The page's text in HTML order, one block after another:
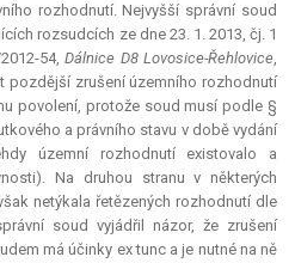
rozhodnutí. Nejvyšší správní soud
rozsudcích ze dne 23. 1. 2013, čj. 1
54,Dálnice D8 Lovosice-Řehlovice,
pozdější zrušení územního rozhodnutí
povolení, protože soud musí podle §
a právního stavu v době vydání
územní rozhodnutí existovalo a
Na druhou stranu v některých
netýkala řetězených rozhodnutí dle
soud vyjádřil názor, že zrušení
má účinky ex tunca je nutné na ně